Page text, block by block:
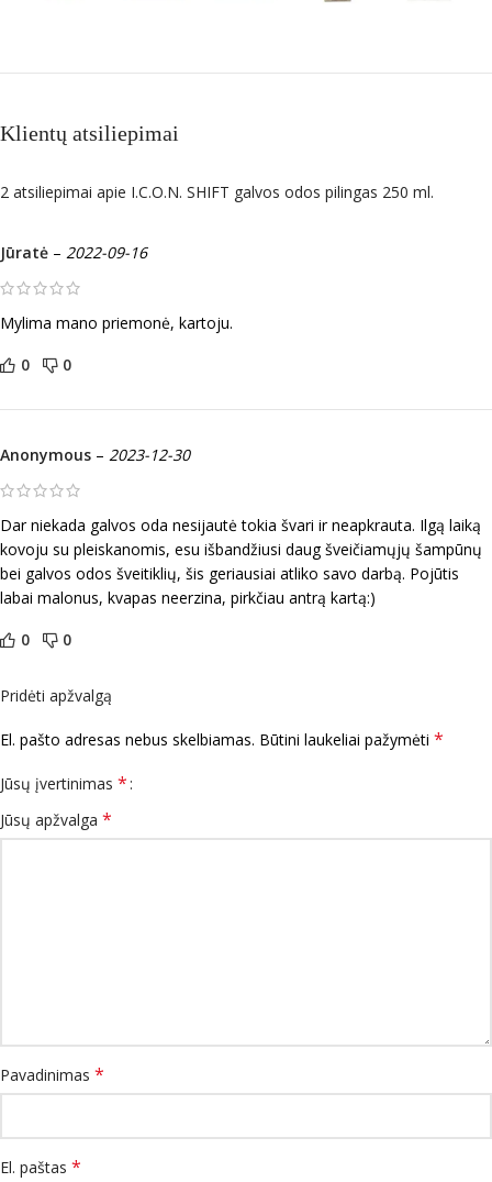
Klientų atsiliepimai
2 atsiliepimai apie I.C.O.N. SHIFT galvos odos pilingas 250 ml.
Jūratė – 2022-09-16
Mylima mano priemonė, kartoju.
0 0
Anonymous – 2023-12-30
Dar niekada galvos oda nesijautė tokia švari ir neapkrauta. Ilgą laiką
kovoju su pleiskanomis, esu išbandžiusi daug šveičiamųjų šampūnų
bei galvos odos šveitiklių, šis geriausiai atliko savo darbą. Pojūtis
labai malonus, kvapas neerzina, pirkčiau antrą kartą:)
0 0
Pridėti apžvalgą
El. pašto adresas nebus skelbiamas. Būtini laukeliai pažymėti *
Jūsų įvertinimas *
Jūsų apžvalga *
Pavadinimas *
El. paštas *